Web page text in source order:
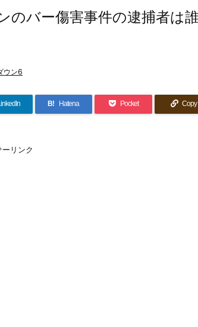
のバー傷害事件の逮捕者は誰
ウン6
B! Hatena Pocket Copy
ーリンク